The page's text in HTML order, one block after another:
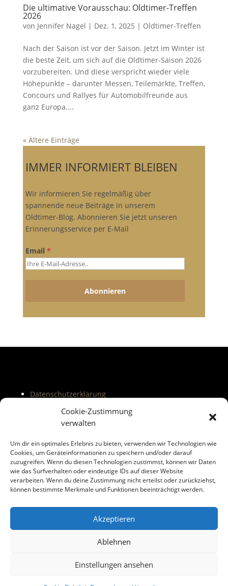
Cookie-Zustimmung
verwalten
Um dir ein optimales Erlebnis zu bieten, verwenden wir Technologien wie
Cookies, um Geräteinformationen zu speichern und/oder darauf
zuzugreifen. Wenn du diesen Technologien zustimmst, können wir Daten
wie das Surfverhalten oder eindeutige IDs auf dieser Website
verarbeiten. Wenn du deine Zustimmung nicht erteilst oder zurückziehst,
können bestimmte Merkmale und Funktionen beeinträchtigt werden.
Akzeptieren
Ablehnen
Einstellungen ansehen
Die ultimative Vorausschau: Oldtimer-Treffen
2026
von Jennifer Nagel | Dez. 1, 2025 | Oldtimer-Treffen
Nach der Saison ist vor der Saison. Jetzt im Winter ist
die beste Zeit, um sich auf die Oldtimer-Saison 2026
vorzubereiten. Und diese verspricht wieder viele
Höhepunkte – darunter Messen, Teilemärkte, Treffen,
Concours und Rallyes für Automobilfreunde aus
ganz Europa....
« Ältere Einträge
IMMER INFORMIERT BLEIBEN
Wir informieren Sie regelmäßig über
spannende neue Beiträge in unserem
Oldtimer-Blog. Abonnieren Sie jetzt unseren
Erinnerungsservice per E-Mail
Email *
Abonnieren
Datenschutzerklärung
Impressum